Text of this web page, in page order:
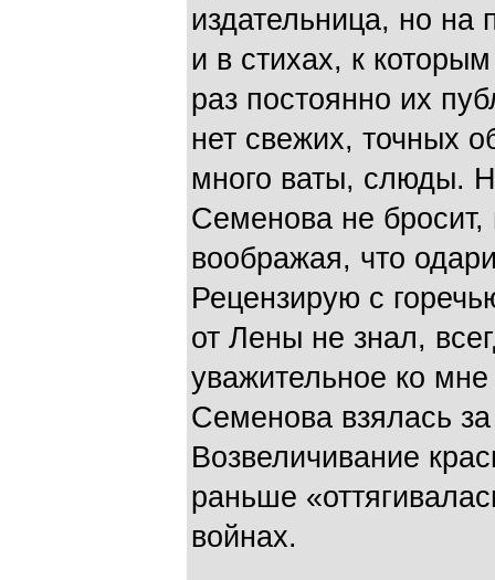
издательница, но на
и в стихах, к
раз постоянно их
нет свежих, точных
много ваты, слюды.
Семенова не бросит,
воображая, что
Рецензирую с
от Лены не знал,
уважительное ко
Семенова взялась
Возвеличивание
раньше
войнах.